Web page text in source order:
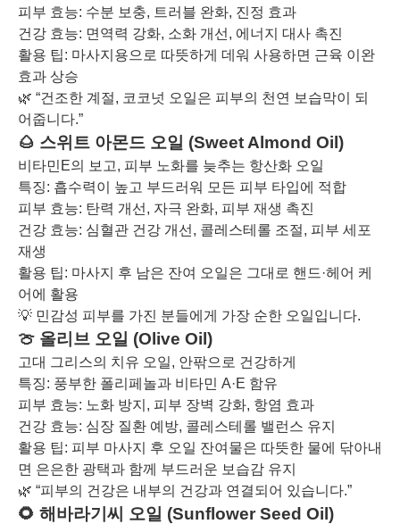
피부 효능: 수분 보충, 트러블 완화, 진정 효과
건강 효능: 면역력 강화, 소화 개선, 에너지 대사 촉진
활용 팁: 마사지용으로 따뜻하게 데워 사용하면 근육 이완
효과 상승
🌿 “건조한 계절, 코코넛 오일은 피부의 천연 보습막이 되
어줍니다.”
🌰 스위트 아몬드 오일 (Sweet Almond Oil)
비타민E의 보고, 피부 노화를 늦추는 항산화 오일
특징: 흡수력이 높고 부드러워 모든 피부 타입에 적합
피부 효능: 탄력 개선, 자극 완화, 피부 재생 촉진
건강 효능: 심혈관 건강 개선, 콜레스테롤 조절, 피부 세포
재생
활용 팁: 마사지 후 남은 잔여 오일은 그대로 핸드·헤어 케
어에 활용
💡 민감성 피부를 가진 분들에게 가장 순한 오일입니다.
🍈 올리브 오일 (Olive Oil)
고대 그리스의 치유 오일, 안팎으로 건강하게
특징: 풍부한 폴리페놀과 비타민 A·E 함유
피부 효능: 노화 방지, 피부 장벽 강화, 항염 효과
건강 효능: 심장 질환 예방, 콜레스테롤 밸런스 유지
활용 팁: 피부 마사지 후 오일 잔여물은 따뜻한 물에 닦아내
면 은은한 광택과 함께 부드러운 보습감 유지
🌿 “피부의 건강은 내부의 건강과 연결되어 있습니다.”
🌻 해바라기씨 오일 (Sunflower Seed Oil)